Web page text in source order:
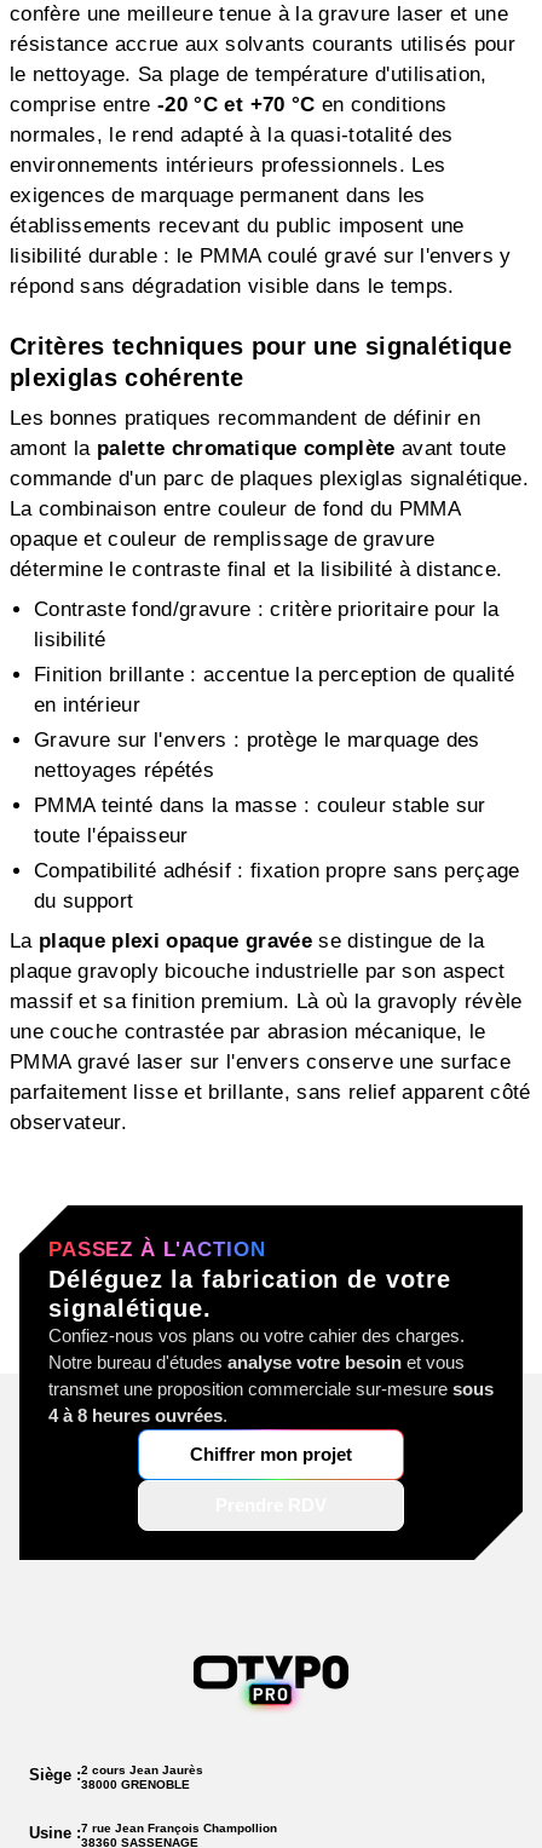
confère une meilleure tenue à la gravure laser et une
résistance accrue aux solvants courants utilisés pour
le nettoyage. Sa plage de température d'utilisation,
comprise entre-20 °C et +70 °C en conditions
normales, le rend adapté à la quasi-totalité des
environnements intérieurs professionnels. Les
exigences de marquage permanent dans les
établissements recevant du public imposent une
lisibilité durable : le PMMA coulé gravé sur l'envers y
répond sans dégradation visible dans le temps.
Critères techniques pour une signalétique
plexiglas cohérente
Les bonnes pratiques recommandent de définir en
amont la palette chromatique complète avant toute
commande d'un parc de plaques plexiglas signalétique.
La combinaison entre couleur de fond du PMMA
opaque et couleur de remplissage de gravure
détermine le contraste final et la lisibilité à distance.
Contraste fond/gravure : critère prioritaire pour la
lisibilité
Finition brillante : accentue la perception de qualité
en intérieur
Gravure sur l'envers : protège le marquage des
nettoyages répétés
PMMA teinté dans la masse : couleur stable sur
toute l'épaisseur
Compatibilité adhésif : fixation propre sans perçage
du support
La plaque plexi opaque gravéese distingue de la
plaque gravoply bicouche industrielle par son aspect
massif et sa finition premium. Là où la gravoply révèle
une couche contrastée par abrasion mécanique, le
PMMA gravé laser sur l'envers conserve une surface
parfaitement lisse et brillante, sans relief apparent côté
observateur.
PASSEZ À L'ACTION
Déléguez la fabrication de votre
signalétique.
Confiez-nous vos plans ou votre cahier des charges.
Notre bureau d'études analyse votre besoin et vous
transmet une proposition commerciale sur-mesure sous
4 à 8 heures ouvrées.
Chiffrer mon projet
Siège :2 cours Jean Jaurès
38000 GRENOBLE
Usine :7 rue Jean François Champollion
38360 SASSENAGE